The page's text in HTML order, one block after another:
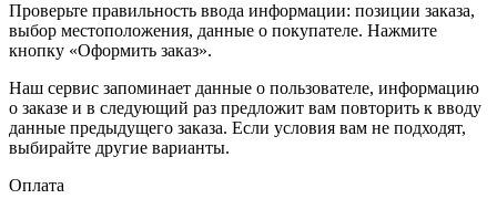
Проверьте правильность ввода информации: позиции заказа,
выбор местоположения, данные о покупателе. Нажмите
кнопку «Оформить заказ».
Наш сервис запоминает данные о пользователе, информацию
о заказе и в следующий раз предложит вам повторить к вводу
данные предыдущего заказа. Если условия вам не подходят,
выбирайте другие варианты.
Оплата